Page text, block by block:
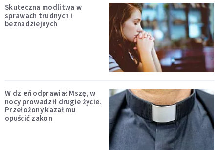
Skuteczna modlitwa w
sprawach trudnych i
beznadziejnych
W dzień odprawiał Mszę, w
nocy prowadził drugie życie.
Przełożony kazał mu
opuścić zakon